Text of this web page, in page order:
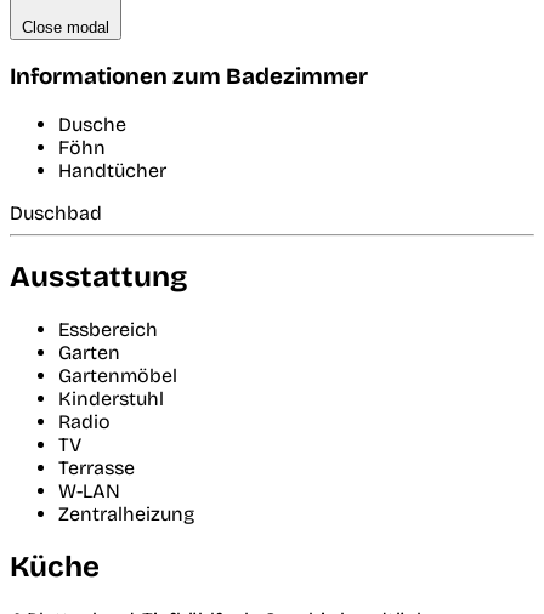
Close modal
Informationen zum Badezimmer
Dusche
Föhn
Handtücher
Duschbad
Ausstattung
Essbereich
Garten
Gartenmöbel
Kinderstuhl
Radio
TV
Terrasse
W-LAN
Zentralheizung
Küche